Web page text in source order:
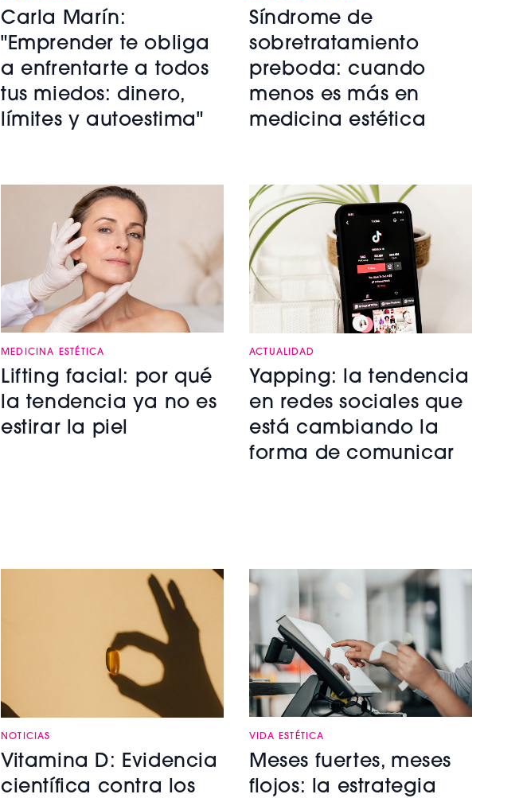
Carla Marín:
"Emprender te obliga
a enfrentarte a todos
tus miedos: dinero,
límites y autoestima"
Síndrome de
sobretratamiento
preboda: cuando
menos es más en
medicina estética
MEDICINA ESTÉTICA
Lifting facial: por qué
la tendencia ya no es
estirar la piel
ACTUALIDAD
Yapping: la tendencia
en redes sociales que
está cambiando la
forma de comunicar
NOTICIAS
Vitamina D: Evidencia
científica contra los
VIDA ESTÉTICA
Meses fuertes, meses
flojos: la estrategia